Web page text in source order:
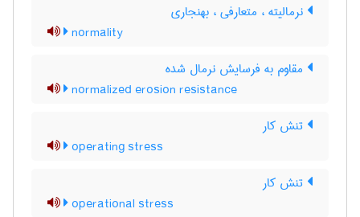
نرمالیته ، متعارفی ، بهنجاری
normality
مقاوم به فرسایش نرمال شده
normalized erosion resistance
تنش کار
operating stress
تنش کار
operational stress